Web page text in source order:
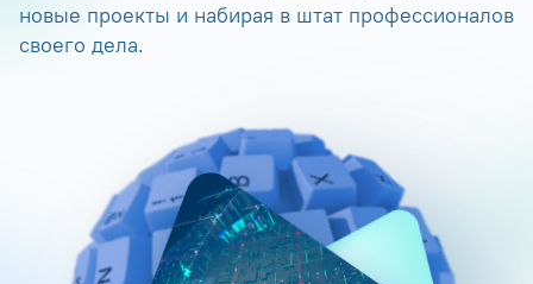
новые проекты и набирая в штат профессионалов
своего дела.